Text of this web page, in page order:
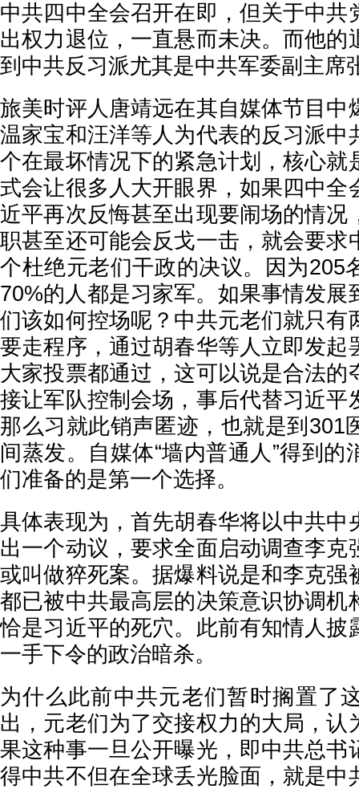
中共四中全会召开在即，但关于中共
出权力退位，一直悬而未决。而他的
到中共反习派尤其是中共军委副主席
旅美时评人唐靖远在其自媒体节目中
温家宝和汪洋等人为代表的反习派中
个在最坏情况下的紧急计划，核心就
式会让很多人大开眼界，如果四中全
近平再次反悔甚至出现要闹场的情况
职甚至还可能会反戈一击，就会要求
个杜绝元老们干政的决议。因为205
70%的人都是习家军。如果事情发展
们该如何控场呢？中共元老们就只有
要走程序，通过胡春华等人立即发起
大家投票都通过，这可以说是合法的
接让军队控制会场，事后代替习近平
那么习就此销声匿迹，也就是到301
间蒸发。自媒体“墙内普通人”得到的
们准备的是第一个选择。
具体表现为，首先胡春华将以中共中
出一个动议，要求全面启动调查李克
或叫做猝死案。据爆料说是和李克强
都已被中共最高层的决策意识协调机
恰是习近平的死穴。此前有知情人披
一手下令的政治暗杀。
为什么此前中共元老们暂时搁置了
出，元老们为了交接权力的大局，认
果这种事一旦公开曝光，即中共总书
得中共不但在全球丢光脸面，就是中